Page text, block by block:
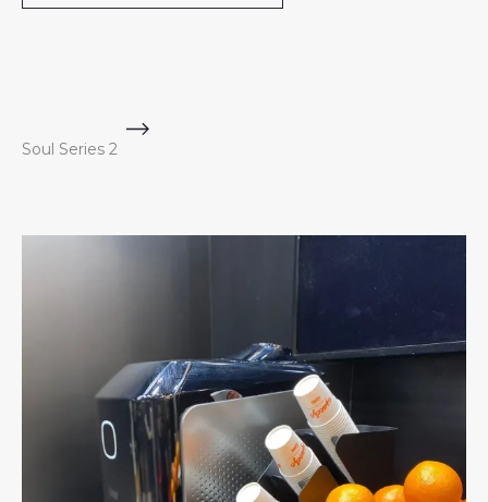
Soul Series 2